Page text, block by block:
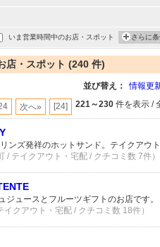
いま営業時間中のお店・スポット さらに
店・スポット (240 件)
並び替え： 情報更
次へ» [24] 221～230 件を表示 /
ンズ発祥のホットサンド。テイクアウ
/ テイクアウト・宅配 / クチコミ数 7件）
ジュースとフルーツギフトのお店です。
イクアウト・宅配 / クチコミ数 18件）